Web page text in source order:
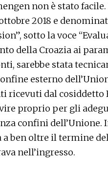
non è stato
2018 e
sotto la voce
della Croazia ai
sarebbe stata
esterno
ricevuti dal cosiddetto
proprio per gli
confini dell’Unione.
ben oltre il termine
nell’ingresso.